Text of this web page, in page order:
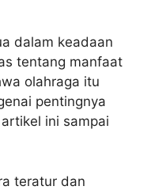
dalam keadaan
tentang manfaat
olahraga itu
pentingnya
ini sampai
teratur dan